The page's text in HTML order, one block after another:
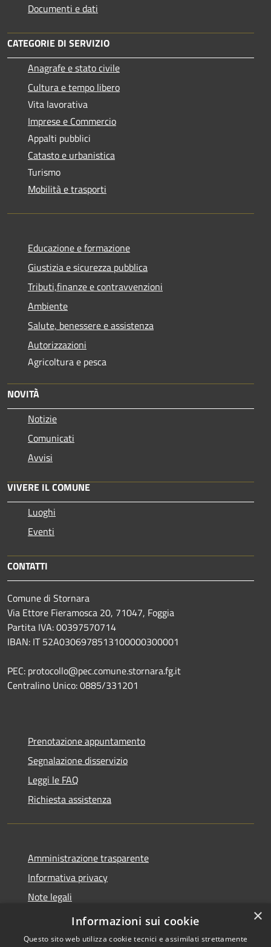
Documenti e dati
CATEGORIE DI SERVIZIO
Anagrafe e stato civile
Cultura e tempo libero
Vita lavorativa
Imprese e Commercio
Appalti pubblici
Catasto e urbanistica
Turismo
Mobilità e trasporti
Educazione e formazione
Giustizia e sicurezza pubblica
Tributi,finanze e contravvenzioni
Ambiente
Salute, benessere e assistenza
Autorizzazioni
Agricoltura e pesca
NOVITÀ
Notizie
Comunicati
Avvisi
VIVERE IL COMUNE
Luoghi
Eventi
CONTATTI
Comune di Stornara
Via Ettore Fieramosca 20, 71047, Foggia
Partita IVA: 00397570714
IBAN: IT 52A0306978513100000300001
PEC: protocollo@pec.comune.stornara.fg.it
Centralino Unico: 0885/331201
Prenotazione appuntamento
Segnalazione disservizio
Leggi le FAQ
Richiesta assistenza
Amministrazione trasparente
Informativa privacy
Note legali
Dichiarazione di accessibilità
×
Informazioni sui cookie
Questo sito web utilizza cookie tecnici e assimilati strettamente